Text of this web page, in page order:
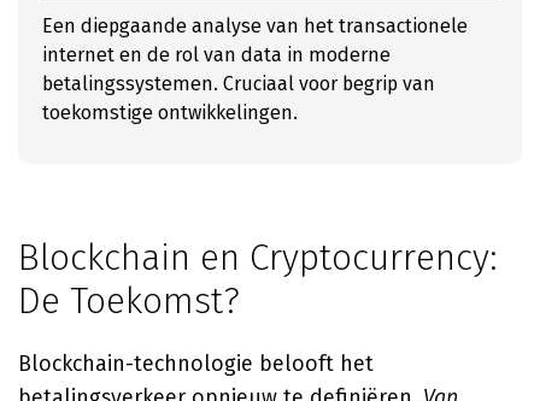
Een diepgaande analyse van het transactionele
internet en de rol van data in moderne
betalingssystemen. Cruciaal voor begrip van
toekomstige ontwikkelingen.
Blockchain en Cryptocurrency:
De Toekomst?
Blockchain-technologie belooft het